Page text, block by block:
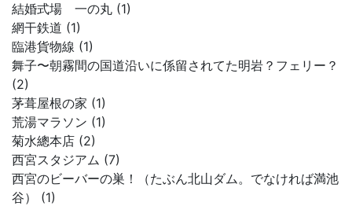
結婚式場 一の丸 (1)
網干鉄道 (1)
臨港貨物線 (1)
舞子〜朝霧間の国道沿いに係留されてた明岩？フェリー？
(2)
茅葺屋根の家 (1)
荒湯マラソン (1)
菊水總本店 (2)
西宮スタジアム (7)
西宮のビーバーの巣！（たぶん北山ダム。でなければ満池
谷） (1)